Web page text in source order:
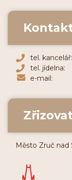
tel. kancelář:
tel. jídelna:
e-mail:
Město Zruč nad